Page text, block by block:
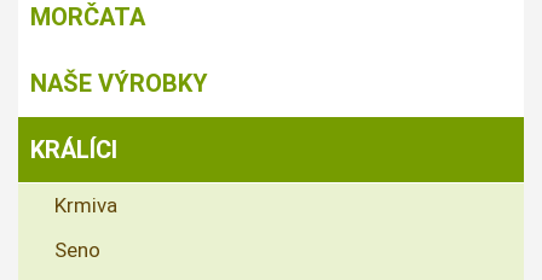
MORČATA
NAŠE VÝROBKY
KRÁLÍCI
Krmiva
Seno